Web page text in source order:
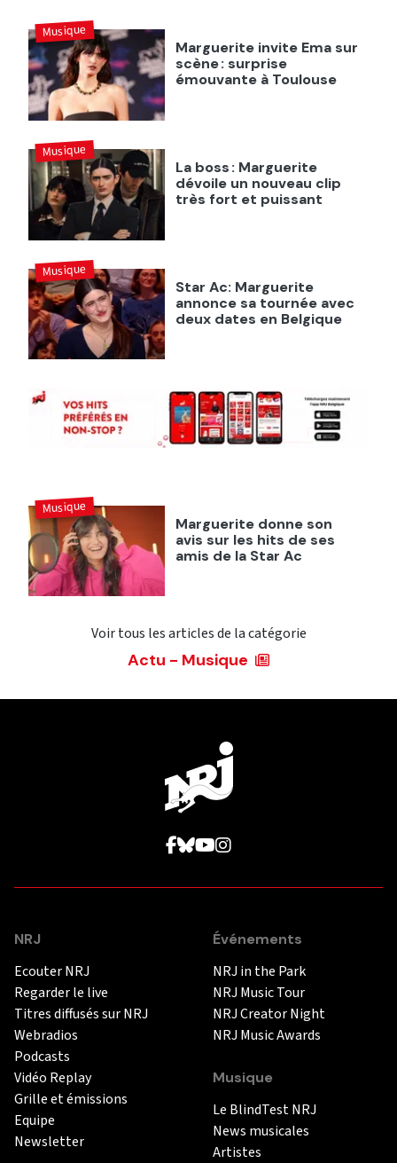
Marguerite invite Ema sur
scène : surprise
émouvante à Toulouse
Musique
La boss : Marguerite
dévoile un nouveau clip
très fort et puissant
Musique
Star Ac: Marguerite
annonce sa tournée avec
deux dates en Belgique
Musique
Marguerite donne son
avis sur les hits de ses
amis de la Star Ac
Musique
Voir tous les articles de la catégorie
Actu - Musique
NRJ
Ecouter NRJ
Regarder le live
Titres diffusés sur NRJ
Webradios
Podcasts
Vidéo Replay
Grille et émissions
Equipe
Newsletter
Événements
NRJ in the Park
NRJ Music Tour
NRJ Creator Night
NRJ Music Awards
Musique
Le BlindTest NRJ
News musicales
Artistes